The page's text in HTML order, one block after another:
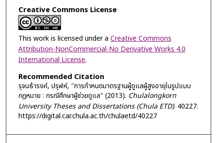
Creative Commons License
This work is licensed under a Creative Commons
Attribution-NonCommercial-No Derivative Works 4.0
International License.
Recommended Citation
รุจนธำรงค์, ปรุฬห์, "การกำหนดมาตรฐานผู้ดูแลผู้สูงอายุในรูปแบบ
กฎหมาย : กรณีศึกษาผู้ช่วยดูแล" (2013). Chulalongkorn
University Theses and Dissertations (Chula ETD). 40227.
https://digital.car.chula.ac.th/chulaetd/40227